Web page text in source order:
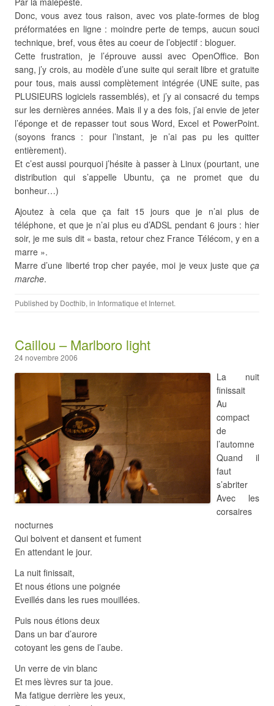
Donc, vous avez tous raison, avec vos plate-formes de blog
préformatées en ligne : moindre perte de temps, aucun souci
technique, bref, vous êtes au coeur de l’objectif : bloguer.
Cette frustration, je l’éprouve aussi avec OpenOffice. Bon
sang, j’y crois, au modèle d’une suite qui serait libre et gratuite
pour tous, mais aussi complètement intégrée (UNE suite, pas
PLUSIEURS logiciels rassemblés), et j’y ai consacré du temps
sur les dernières années. Mais il y a des fois, j’ai envie de jeter
l’éponge et de repasser tout sous Word, Excel et PowerPoint.
(soyons francs : pour l’instant, je n’ai pas pu les quitter
entièrement).
Et c’est aussi pourquoi j’hésite à passer à Linux (pourtant, une
distribution qui s’appelle Ubuntu, ça ne promet que du
bonheur…)
Ajoutez à cela que ça fait 15 jours que je n’ai plus de
téléphone, et que je n’ai plus eu d’ADSL pendant 6 jours : hier
soir, je me suis dit « basta, retour chez France Télécom, y en a
marre ».
Marre d’une liberté trop cher payée, moi je veux juste que ça
marche.
Published by Docthib, in Informatique et Internet.
Caillou – Marlboro light
24 novembre 2006
La nuit
finissait
Au
compact
de
l’automne
Quand il
faut
s’abriter
Avec les
corsaires
nocturnes
Qui boivent et dansent et fument
En attendant le jour.
La nuit finissait,
Et nous étions une poignée
Eveillés dans les rues mouillées.
Puis nous étions deux
Dans un bar d’aurore
cotoyant les gens de l’aube.
Un verre de vin blanc
Et mes lèvres sur ta joue.
Ma fatigue derrière les yeux,